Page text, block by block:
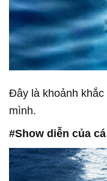
Đây là khoảnh
mình.
#Show diễn của